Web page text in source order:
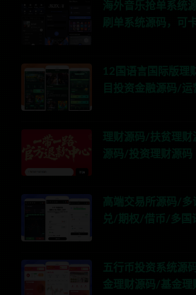
海外音乐抢单系统
刷单系统源码，可
12国语言国际版理
目投资金融源码/
理财源码/扶贫理
源码/投资理财源码
高端交易所源码/
兑/期权/借币/多国
五行币投资系统源
金理财源码/基金